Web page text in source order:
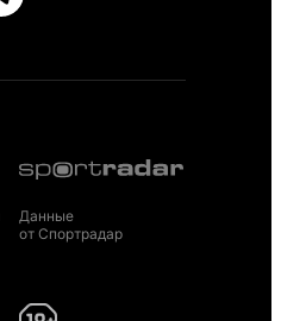
Данные
от Спортрадар